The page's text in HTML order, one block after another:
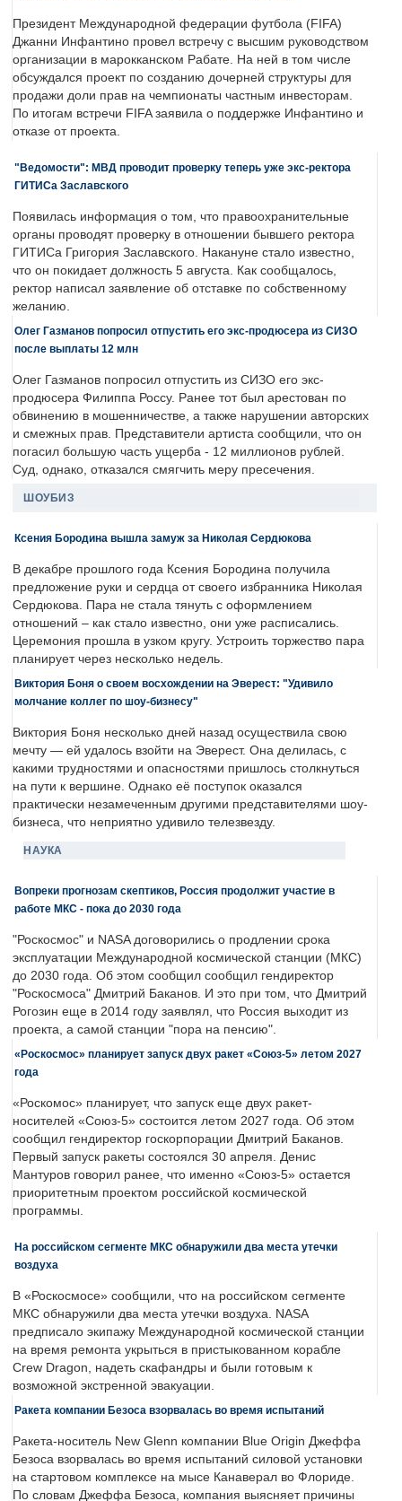
Президент Международной федерации футбола (FIFA)
Джанни Инфантино провел встречу с высшим руководством
организации в марокканском Рабате. На ней в том числе
обсуждался проект по созданию дочерней структуры для
продажи доли прав на чемпионаты частным инвесторам.
По итогам встречи FIFA заявила о поддержке Инфантино и
отказе от проекта.
"Ведомости": МВД проводит проверку теперь уже экс-ректора
ГИТИСа Заславского
Появилась информация о том, что правоохранительные
органы проводят проверку в отношении бывшего ректора
ГИТИСа Григория Заславского. Накануне стало известно,
что он покидает должность 5 августа. Как сообщалось,
ректор написал заявление об отставке по собственному
желанию.
Олег Газманов попросил отпустить его экс-продюсера из СИЗО
после выплаты 12 млн
Олег Газманов попросил отпустить из СИЗО его экс-
продюсера Филиппа Россу. Ранее тот был арестован по
обвинению в мошенничестве, а также нарушении авторских
и смежных прав. Представители артиста сообщили, что он
погасил большую часть ущерба - 12 миллионов рублей.
Суд, однако, отказался смягчить меру пресечения.
ШОУБИЗ
Ксения Бородина вышла замуж за Николая Сердюкова
В декабре прошлого года Ксения Бородина получила
предложение руки и сердца от своего избранника Николая
Сердюкова. Пара не стала тянуть с оформлением
отношений – как стало известно, они уже расписались.
Церемония прошла в узком кругу. Устроить торжество пара
планирует через несколько недель.
Виктория Боня о своем восхождении на Эверест: "Удивило
молчание коллег по шоу-бизнесу"
Виктория Боня несколько дней назад осуществила свою
мечту — ей удалось взойти на Эверест. Она делилась, с
какими трудностями и опасностями пришлось столкнуться
на пути к вершине. Однако её поступок оказался
практически незамеченным другими представителями шоу-
бизнеса, что неприятно удивило телезвезду.
НАУКА
Вопреки прогнозам скептиков, Россия продолжит участие в
работе МКС - пока до 2030 года
"Роскосмос" и NASA договорились о продлении срока
эксплуатации Международной космической станции (МКС)
до 2030 года. Об этом сообщил сообщил гендиректор
"Роскосмоса" Дмитрий Баканов. И это при том, что Дмитрий
Рогозин еще в 2014 году заявлял, что Россия выходит из
проекта, а самой станции "пора на пенсию".
«Роскосмос» планирует запуск двух ракет «Союз-5» летом 2027
года
«Роскомос» планирует, что запуск еще двух ракет-
носителей «Союз-5» состоится летом 2027 года. Об этом
сообщил гендиректор госкорпорации Дмитрий Баканов.
Первый запуск ракеты состоялся 30 апреля. Денис
Мантуров говорил ранее, что именно «Союз-5» остается
приоритетным проектом российской космической
программы.
На российском сегменте МКС обнаружили два места утечки
воздуха
В «Роскосмосе» сообщили, что на российском сегменте
МКС обнаружили два места утечки воздуха. NASA
предписало экипажу Международной космической станции
на время ремонта укрыться в пристыкованном корабле
Crew Dragon, надеть скафандры и были готовым к
возможной экстренной эвакуации.
Ракета компании Безоса взорвалась во время испытаний
Ракета-носитель New Glenn компании Blue Origin Джеффа
Безоса взорвалась во время испытаний силовой установки
на стартовом комплексе на мысе Канаверал во Флориде.
По словам Джеффа Безоса, компания выясняет причины